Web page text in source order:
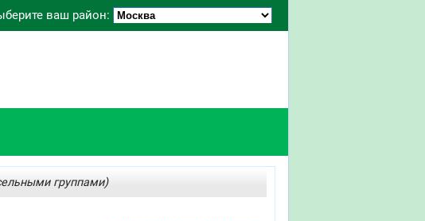
ваш район:
группами)